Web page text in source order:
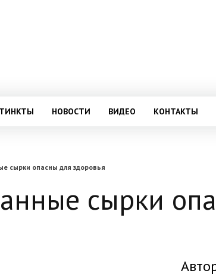
НОВОСТИ ВИДЕО КОНТАКТЫ
сырки опасны для здоровья
сырки